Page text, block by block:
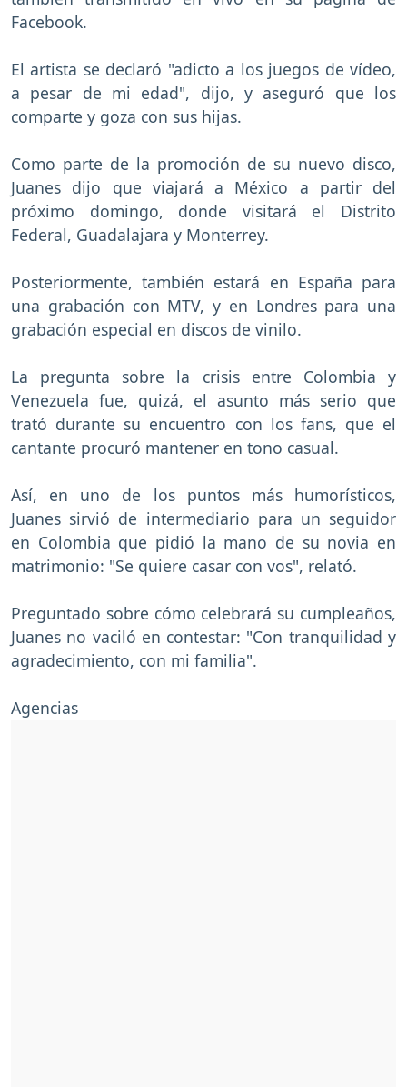
Facebook.
El artista se declaró "adicto a los juegos de vídeo,
a pesar de mi edad", dijo, y aseguró que los
comparte y goza con sus hijas.
Como parte de la promoción de su nuevo disco,
Juanes dijo que viajará a México a partir del
próximo domingo, donde visitará el Distrito
Federal, Guadalajara y Monterrey.
Posteriormente, también estará en España para
una grabación con MTV, y en Londres para una
grabación especial en discos de vinilo.
La pregunta sobre la crisis entre Colombia y
Venezuela fue, quizá, el asunto más serio que
trató durante su encuentro con los fans, que el
cantante procuró mantener en tono casual.
Así, en uno de los puntos más humorísticos,
Juanes sirvió de intermediario para un seguidor
en Colombia que pidió la mano de su novia en
matrimonio: "Se quiere casar con vos", relató.
Preguntado sobre cómo celebrará su cumpleaños,
Juanes no vaciló en contestar: "Con tranquilidad y
agradecimiento, con mi familia".
Agencias